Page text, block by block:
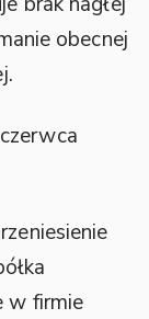
obecnej
w firmie